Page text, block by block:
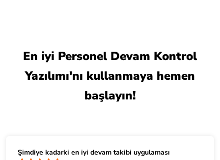
En iyi Personel Devam Kontrol
Yazılımı'nı kullanmaya hemen
başlayın!
Şimdiye kadarki en iyi devam takibi uygulaması